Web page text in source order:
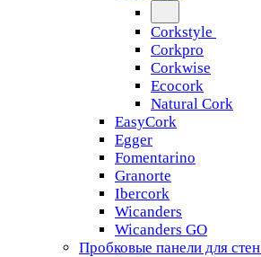
Corkstyle
Corkpro
Corkwise
Ecocork
Natural Cork
EasyCork
Egger
Fomentarino
Granorte
Ibercork
Wicanders
Wicanders GO
Пробковые панели для стен